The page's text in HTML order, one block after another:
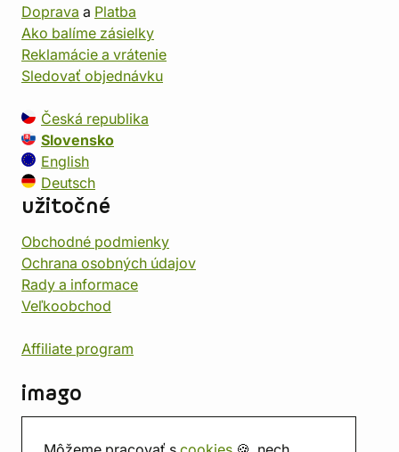
Doprava a Platba
Ako balíme zásielky
Reklamácie a vrátenie
Sledovať objednávku
Česká republika
Slovensko
English
Deutsch
užitočné
Obchodné podmienky
Ochrana osobných údajov
Rady a informace
Veľkoobchod
Affiliate program
imago